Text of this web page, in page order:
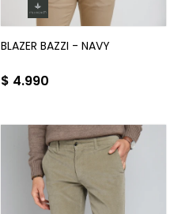
BLAZER BAZZI - NAVY
$ 4.990